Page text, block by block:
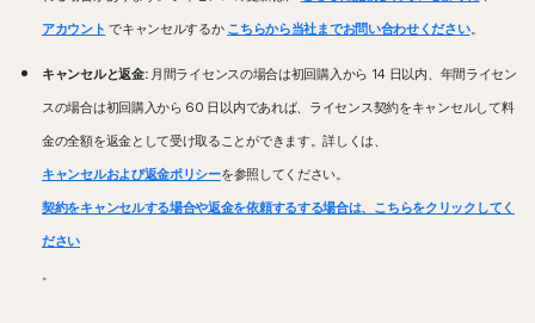
アカウント でキャンセルするか こちらから当社までお問い合わせください。
キャンセルと返金:月間ライセンスの場合は初回購入から 14 日以内、年間ライセン
スの場合は初回購入から 60 日以内であれば、ライセンス契約をキャンセルして料
金の全額を返金として受け取ることができます。詳しくは、
キャンセルおよび返金ポリシーを参照してください。
契約をキャンセルする場合や返金を依頼するする場合は、こちらをクリックしてく
ださい
。